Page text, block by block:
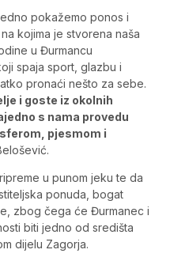
pokažemo ponos i
kojima je stvorena naša
u Đurmancu
spaja sport, glazbu i
pronaći nešto za sebe.
i goste iz okolnih
s nama provedu
pjesmom i
u punom jeku te da
ponuda, bogat
zbog čega će Đurmanec i
biti jedno od središta
dijelu Zagorja.